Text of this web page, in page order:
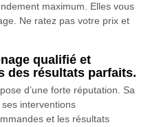
maximum. Elles vous
Ne ratez pas votre prix et
qualifié et
des résultats parfaits.
d’une forte réputation. Sa
interventions
et les résultats